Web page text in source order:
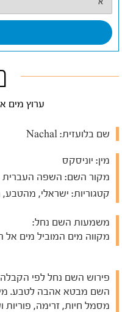
ערוץ מים
שם בלועזית:
מין: יוניסקס
מקור השם: השפה העברית
קטגוריות: ישראלי, מהטבע,
משמעות השם נחל:
מקווה מים המוביל מים אל
פירוש השם נחל לפי
השם מבטא אהבה לטבע.
מסמל חיות, זרימה, פוריות